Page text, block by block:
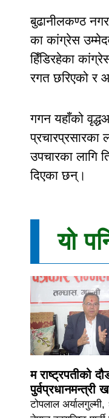
बुढानीलकण्ठ
का कांग्रेस
हिँडिरहेका
रगत छरिएको र
गगन यहाँको
प्रचारप्रसारका
उपचारका लागि
दिएका छन्।
यो
म राष्ट्रपतीको
पुर्वप्रधानमन्त्री
टोपलाल